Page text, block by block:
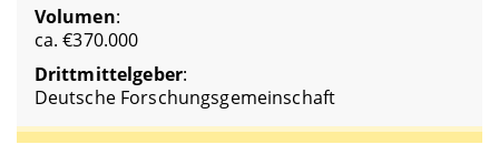
Volumen:
ca. €370.000
Drittmittelgeber:
Deutsche Forschungsgemeinschaft